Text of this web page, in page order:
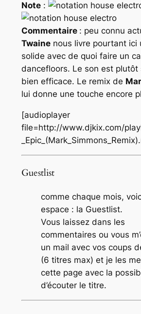
Note:
Commentaire : peu connu
Twainenous livre pourtant ici
solide avec de quoi faire un
dancefloors. Le son est plutôt
bien efficace. Le remix de
lui donne une touche encore
[audioplayer
file=http://www.djkix.com/
Guestlist
comme chaque mois,
espace : la Guestlist.
Vous laissez dans les
commentaires ou vous
un mail avec vos coups
(6 titres max) et je les
cette page avec la
d’écouter le titre.